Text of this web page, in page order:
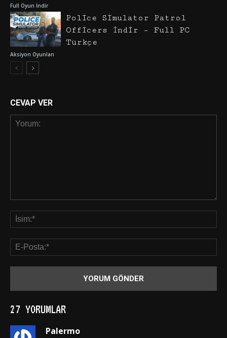
Full Oyun İndir
Aksiyon Oyunları
Police Simulator Patrol
Officers İndir – Full PC
Türkçe
CEVAP VER
27 YORUMLAR
Palermo